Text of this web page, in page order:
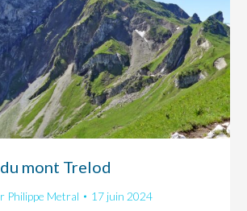
mont Trelod
Philippe Metral 17 juin 2024